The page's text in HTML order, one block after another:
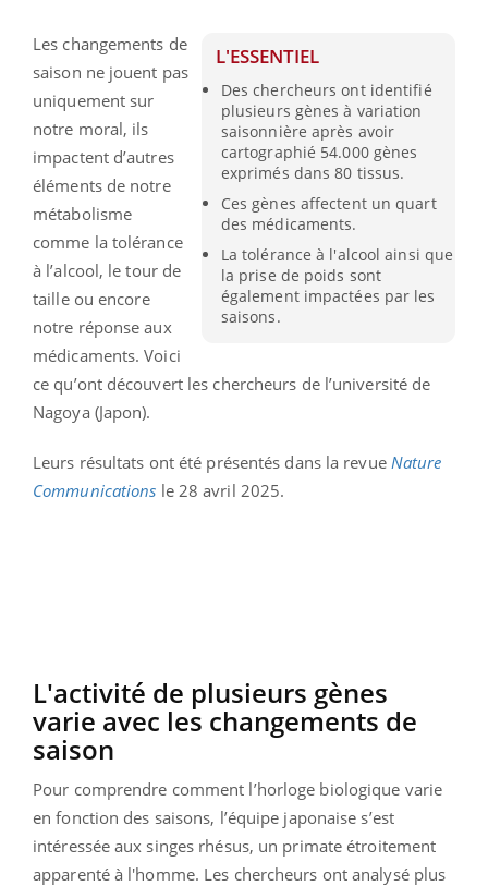
L'ESSENTIEL
Des chercheurs ont identifié
plusieurs gènes à variation
saisonnière après avoir
cartographié 54.000 gènes
exprimés dans 80 tissus.
Ces gènes affectent un quart
des médicaments.
La tolérance à l'alcool ainsi que
la prise de poids sont
également impactées par les
saisons.
Les changements de
saison ne jouent pas
uniquement sur
notre moral, ils
impactent d’autres
éléments de notre
métabolisme
comme la tolérance
à l’alcool, le tour de
taille ou encore
notre réponse aux
médicaments. Voici
ce qu’ont découvert les chercheurs de l’université de
Nagoya (Japon).
Leurs résultats ont été présentés dans la revue Nature
Communications le 28 avril 2025.
L'activité de plusieurs gènes
varie avec les changements de
saison
Pour comprendre comment l’horloge biologique varie
en fonction des saisons, l’équipe japonaise s’est
intéressée aux singes rhésus, un primate étroitement
apparenté à l'homme. Les chercheurs ont analysé plus